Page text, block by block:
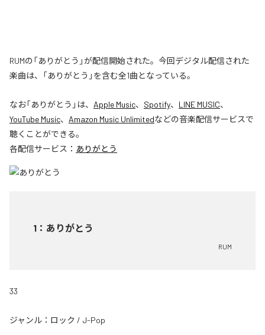
RUMの「ありがとう」が配信開始された。今回デジタル配信された
楽曲は、「ありがとう」を含む全1曲となっている。
なお「ありがとう 」は、 Apple Music、 Spotify、 LINE MUSIC、
YouTube Music、 Amazon Music Unlimitedなどの音楽配信サービスで
聴くことができる。
各配信サービス： ありがとう
1 ： ありがとう
RUM
33
ジャンル： ロック / J-Pop